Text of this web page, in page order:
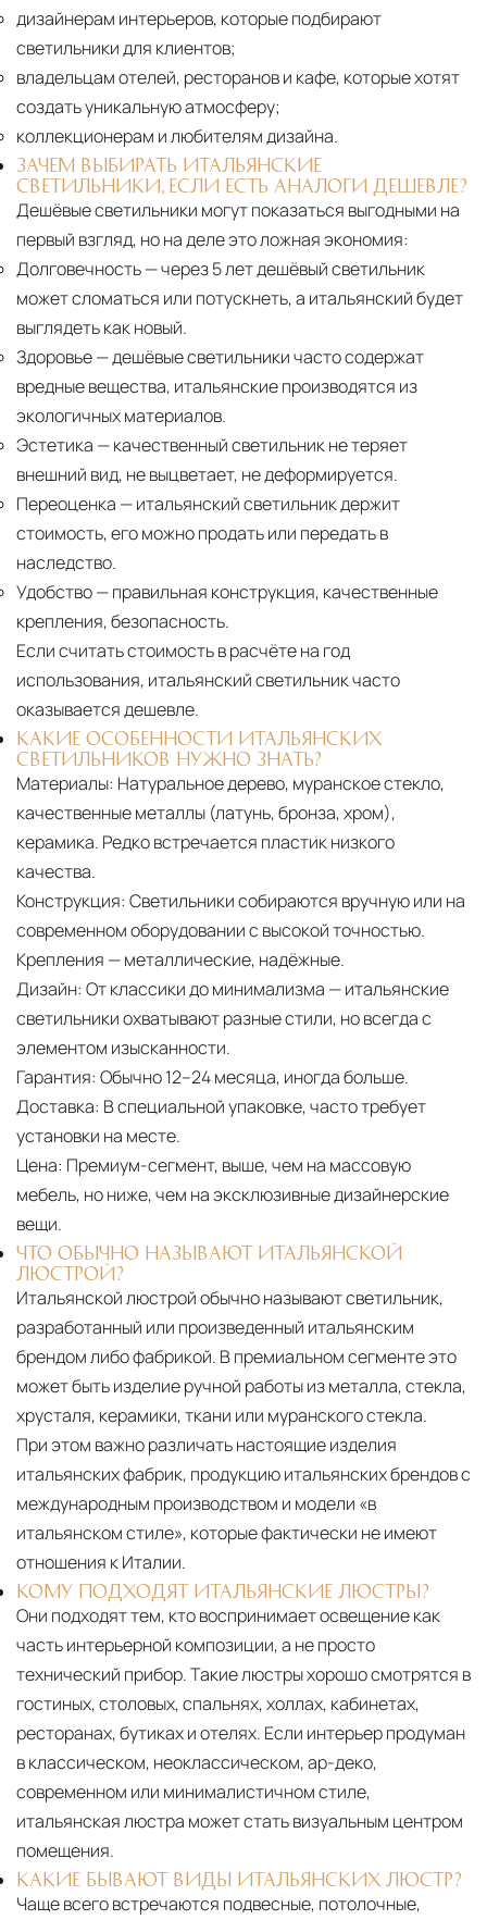
дизайнерам интерьеров, которые подбирают
светильники для клиентов;
владельцам отелей, ресторанов и кафе, которые хотят
создать уникальную атмосферу;
коллекционерам и любителям дизайна.
ЗАЧЕМ ВЫБИРАТЬ ИТАЛЬЯНСКИЕ
СВЕТИЛЬНИКИ, ЕСЛИ ЕСТЬ АНАЛОГИ ДЕШЕВЛЕ?
Дешёвые светильники могут показаться выгодными на
первый взгляд, но на деле это ложная экономия:
Долговечность— через 5 лет дешёвый светильник
может сломаться или потускнеть, а итальянский будет
выглядеть как новый.
Здоровье— дешёвые светильники часто содержат
вредные вещества, итальянские производятся из
экологичных материалов.
Эстетика — качественный светильник не теряет
внешний вид, не выцветает, не деформируется.
Переоценка — итальянский светильник держит
стоимость, его можно продать или передать в
наследство.
Удобство— правильная конструкция, качественные
крепления, безопасность.
Если считать стоимость в расчёте на год
использования, итальянский светильник часто
оказывается дешевле.
КАКИЕ ОСОБЕННОСТИ ИТАЛЬЯНСКИХ
СВЕТИЛЬНИКОВ НУЖНО ЗНАТЬ?
Материалы: Натуральное дерево, муранское стекло,
качественные металлы (латунь, бронза, хром),
керамика. Редко встречается пластик низкого
качества.
Конструкция: Светильники собираются вручную или на
современном оборудовании с высокой точностью.
Крепления — металлические, надёжные.
Дизайн: От классики до минимализма — итальянские
светильники охватывают разные стили, но всегда с
элементом изысканности.
Гарантия: Обычно 12–24 месяца, иногда больше.
Доставка: В специальной упаковке, часто требует
установки на месте.
Цена: Премиум-сегмент, выше, чем на массовую
мебель, но ниже, чем на эксклюзивные дизайнерские
вещи.
ЧТО ОБЫЧНО НАЗЫВАЮТ ИТАЛЬЯНСКОЙ
ЛЮСТРОЙ?
Итальянской люстрой обычно называют светильник,
разработанный или произведенный итальянским
брендом либо фабрикой. В премиальном сегменте это
может быть изделие ручной работы из металла, стекла,
хрусталя, керамики, ткани или муранского стекла.
При этом важно различать настоящие изделия
итальянских фабрик, продукцию итальянских брендов с
международным производством и модели «в
итальянском стиле», которые фактически не имеют
отношения к Италии.
КОМУ ПОДХОДЯТ ИТАЛЬЯНСКИЕ ЛЮСТРЫ?
Они подходят тем, кто воспринимает освещение как
часть интерьерной композиции, а не просто
технический прибор. Такие люстры хорошо смотрятся в
гостиных, столовых, спальнях, холлах, кабинетах,
ресторанах, бутиках и отелях. Если интерьер продуман
в классическом, неоклассическом, ар-деко,
современном или минималистичном стиле,
итальянская люстра может стать визуальным центром
помещения.
КАКИЕ БЫВАЮТ ВИДЫ ИТАЛЬЯНСКИХ ЛЮСТР?
Чаще всего встречаются подвесные, потолочные,